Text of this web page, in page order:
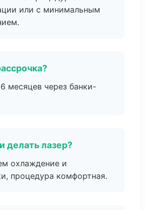
или с минимальным
месяцев через банки-
делать лазер?
охлаждение и
процедура комфортная.